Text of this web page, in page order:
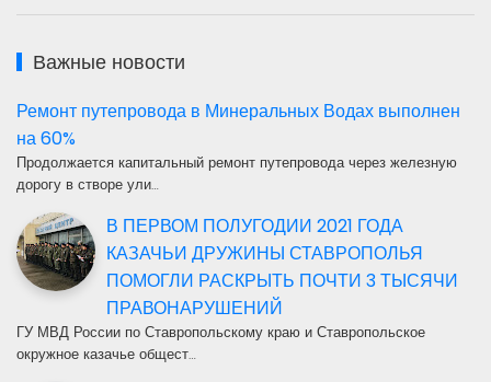
Важные новости
Ремонт путепровода в Минеральных Водах выполнен
на 60%
Продолжается капитальный ремонт путепровода через железную
дорогу в створе ули…
В ПЕРВОМ ПОЛУГОДИИ 2021 ГОДА
КАЗАЧЬИ ДРУЖИНЫ СТАВРОПОЛЬЯ
ПОМОГЛИ РАСКРЫТЬ ПОЧТИ 3 ТЫСЯЧИ
ПРАВОНАРУШЕНИЙ
ГУ МВД России по Ставропольскому краю и Ставропольское
окружное казачье общест…